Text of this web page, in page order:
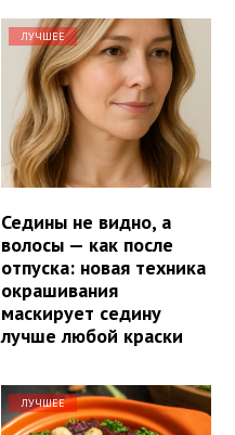
ЛУЧШЕЕ
Седины не видно, а
волосы — как после
отпуска: новая техника
окрашивания
маскирует седину
лучше любой краски
ЛУЧШЕЕ